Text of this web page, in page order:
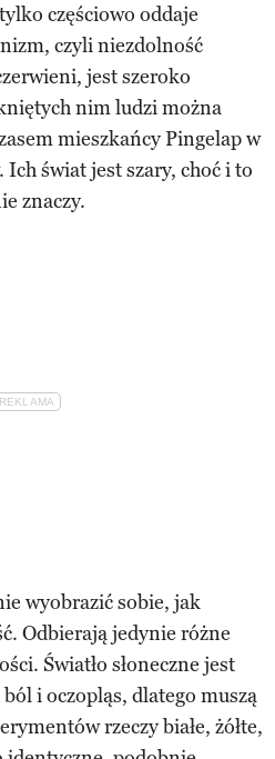
częściowo oddaje
czyli niezdolność
jest szeroko
nim ludzi można
mieszkańcy Pingelap w
świat jest szary, choć i to
znaczy.
wyobrazić sobie, jak
Odbierają jedynie różne
Światło słoneczne jest
i oczopląs, dlatego muszą
rzeczy białe, żółte,